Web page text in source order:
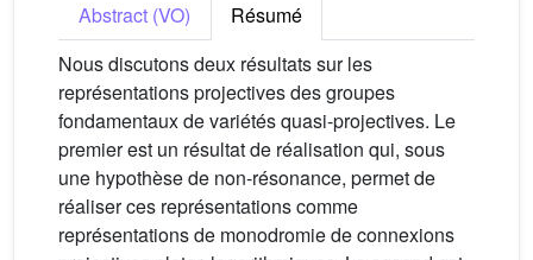
Abstract (VO)
Résumé
Nous discutons deux résultats sur les
représentations projectives des groupes
fondamentaux de variétés quasi-projectives. Le
premier est un résultat de réalisation qui, sous
une hypothèse de non-résonance, permet de
réaliser ces représentations comme
représentations de monodromie de connexions